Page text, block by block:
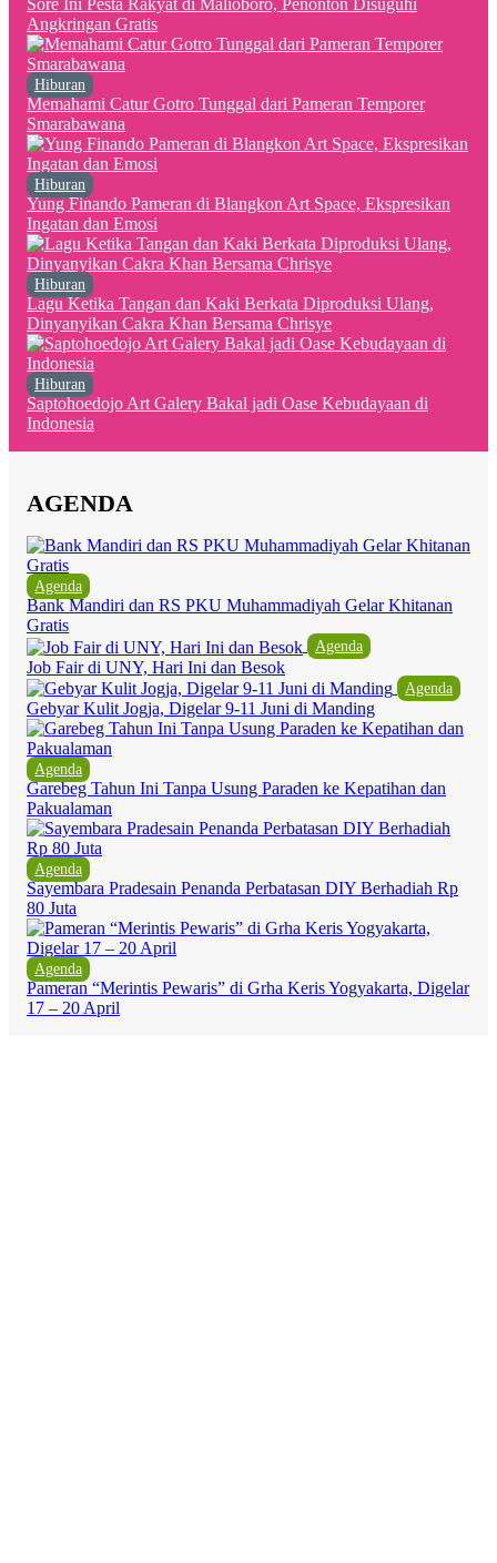
Sore Ini Pesta Rakyat di Malioboro, Penonton Disuguhi
Angkringan Gratis
Hiburan
Memahami Catur Gotro Tunggal dari Pameran Temporer
Smarabawana
Hiburan
Yung Finando Pameran di Blangkon Art Space, Ekspresikan
Ingatan dan Emosi
Hiburan
Lagu Ketika Tangan dan Kaki Berkata Diproduksi Ulang,
Dinyanyikan Cakra Khan Bersama Chrisye
Hiburan
Saptohoedojo Art Galery Bakal jadi Oase Kebudayaan di
Indonesia
AGENDA
Agenda
Bank Mandiri dan RS PKU Muhammadiyah Gelar Khitanan
Gratis
Agenda
Job Fair di UNY, Hari Ini dan Besok
Agenda
Gebyar Kulit Jogja, Digelar 9-11 Juni di Manding
Agenda
Garebeg Tahun Ini Tanpa Usung Paraden ke Kepatihan dan
Pakualaman
Agenda
Sayembara Pradesain Penanda Perbatasan DIY Berhadiah Rp
80 Juta
Agenda
Pameran “Merintis Pewaris” di Grha Keris Yogyakarta, Digelar
17 – 20 April